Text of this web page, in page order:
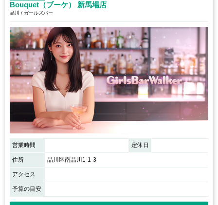
Bouquet（ブーケ） 新馬場店
品川 / ガールズバー
営業時間 定休日
住所 品川区南品川1-1-3
アクセス
予算の目安